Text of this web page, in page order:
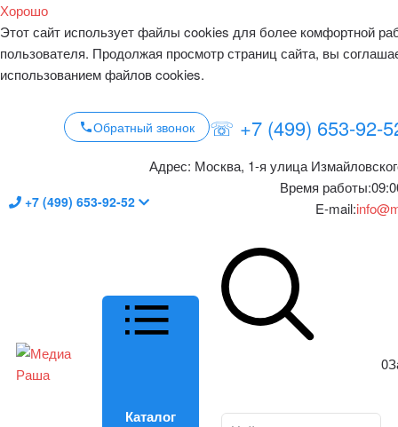
Хорошо
Этот сайт использует файлы cookies для более комфортной
пользователя. Продолжая просмотр страниц сайта, вы
использованием файлов cookies.
Обратный звонок ☏ +7 (499) 653-92-
+7 (499) 653-92-52
Адрес: Москва, 1-я улица
Время работы:
E-mail:
Каталог
0